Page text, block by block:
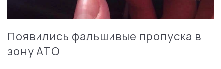
Появились фальшивые пропуска в
зону АТО